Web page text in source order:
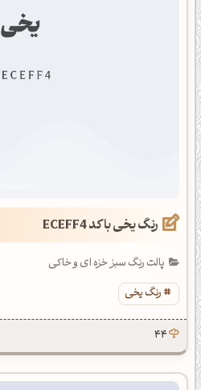
رنگ یخی با کد ECEFF4
پالت رنگ سبز خزه ای و خاکی
رنگ یخی
44